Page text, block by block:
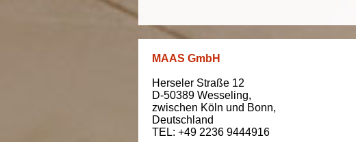
MAAS GmbH
Herseler Straße 12
D-50389 Wesseling,
zwischen Köln und Bonn,
Deutschland
TEL: +49 2236 9444916